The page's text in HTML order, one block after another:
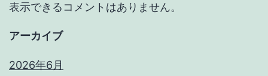
表示できるコメントはありません。
アーカイブ
2026年6月